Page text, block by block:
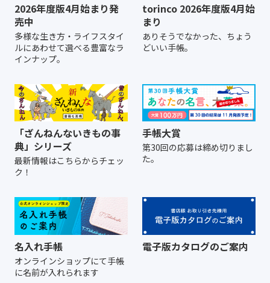
2026年度版4月始まり発
売中
多様な生き方・ライフスタイ
ルにあわせて選べる豊富なラ
インナップ。
torinco 2026年度版4月始
まり
ありそうでなかった、ちょう
どいい手帳。
「ざんねんないきもの事
典」シリーズ
最新情報はこちらからチェッ
ク！
手帳大賞
第30回の応募は締め切りまし
た。
名入れ手帳
オンラインショップにて手帳
に名前が入れられます
電子版カタログのご案内